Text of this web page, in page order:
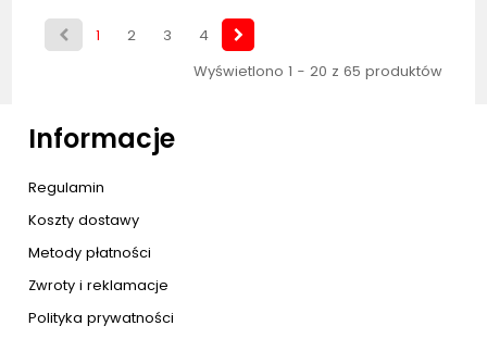
1 2 3
4
Wyświetlono 1 - 20 z 65 produktów
Informacje
Regulamin
Koszty dostawy
Metody płatności
Zwroty i reklamacje
Polityka prywatności